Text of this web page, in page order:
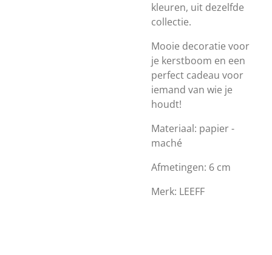
kleuren, uit dezelfde
collectie.
Mooie decoratie voor
je kerstboom en een
perfect cadeau voor
iemand van wie je
houdt!
Materiaal: papier -
maché
Afmetingen: 6 cm
Merk: LEEFF